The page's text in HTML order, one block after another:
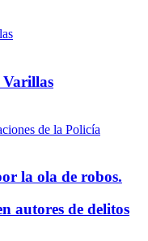
Varillas
la ola de robos.
autores de delitos